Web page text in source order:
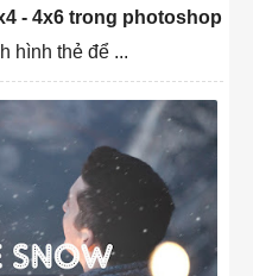
- 4x6 trong photoshop
hình thẻ để ...